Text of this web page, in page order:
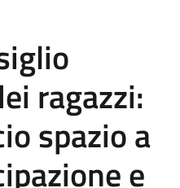
ragazzi:
spazio a
e